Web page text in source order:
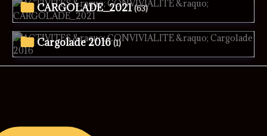
CARGOLADE_2021 (63)
Cargolade 2016 (1)